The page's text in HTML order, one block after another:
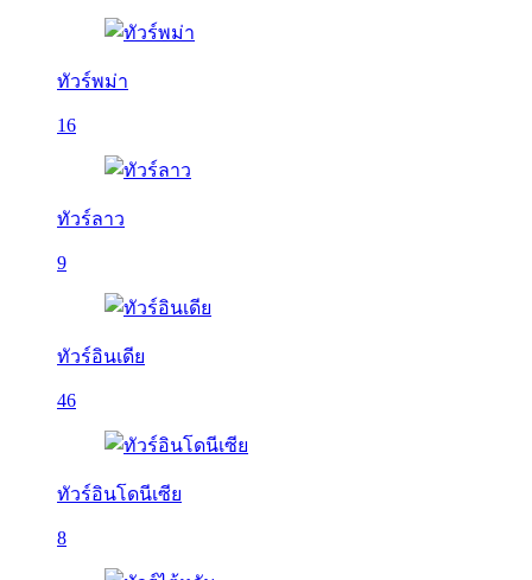
ทัวร์พม่า
16
ทัวร์ลาว
9
ทัวร์อินเดีย
46
ทัวร์อินโดนีเซีย
8